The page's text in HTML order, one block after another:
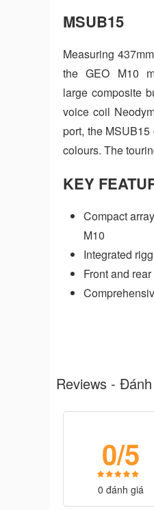
MSUB15
Measuring
the GEO M10
large composite
voice coil
port, the
colours. The
KEY
Compact
M10
Integrated
Front and
Touring
Frequency
Sensitivity
Available
Nominal
Reviews -
0/5
0 đánh giá